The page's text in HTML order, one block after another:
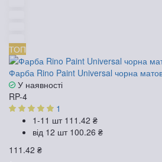
ТОП
Фарба Rino Paint Universal чорна
У наявності
RP-4
1
1-11 шт 111.42 ₴
від 12 шт 100.26 ₴
111.42 ₴